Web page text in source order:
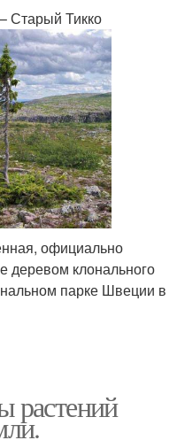
Старый Тикко
официально
деревом клонального
парке Швеции в
растений